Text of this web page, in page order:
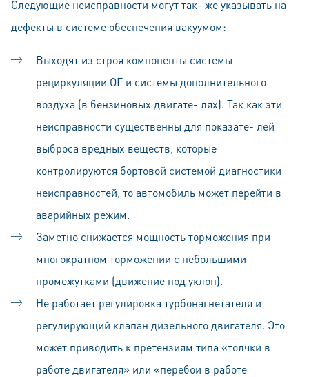
Следующие неисправности могут так- же указывать на
дефекты в системе обеспечения вакуумом:
Выходят из строя компоненты системы
рециркуляции ОГ и системы дополнительного
воздуха (в бензиновых двигате- лях). Так как эти
неисправности существенны для показате- лей
выброса вредных веществ, которые
контролируются бортовой системой диагностики
неисправностей, то автомобиль может перейти в
аварийных режим.
Заметно снижается мощность торможения при
многократном торможении с небольшими
промежутками (движение под уклон).
Не работает регулировка турбонагнетателя и
регулирующий клапан дизельного двигателя. Это
может приводить к претензиям типа «толчки в
работе двигателя» или «перебои в работе